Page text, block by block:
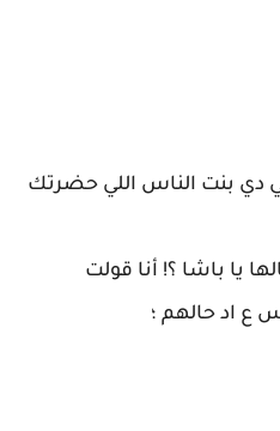
دي بنت الناس اللي حضرتك
يا باشا ؟! أنا قولت
ع اد حالهم ؛